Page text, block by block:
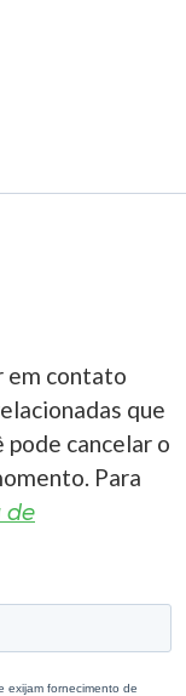
em contato
que
pode cancelar o
Para
de